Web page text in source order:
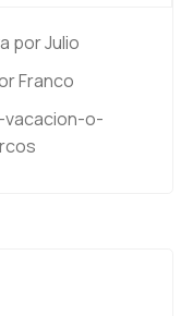
por Julio
Franco
o-